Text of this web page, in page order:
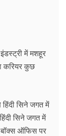
में मशहूर
करियर कुछ
सिने जगत में
सिने जगत में
बॉक्स ऑफिस पर